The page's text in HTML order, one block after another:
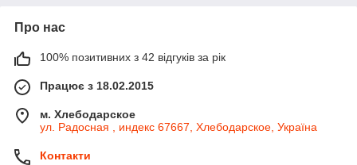
Про нас
100% позитивних з 42 відгуків за рік
Працює з 18.02.2015
м. Хлебодарское
ул. Радосная , индекс 67667, Хлебодарское, Україна
Контакти